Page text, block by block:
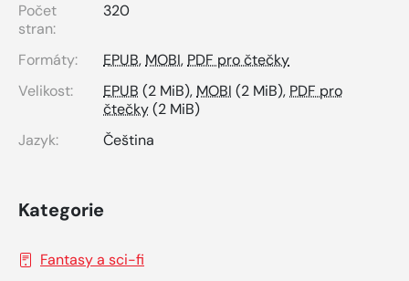
Počet
stran:
320
Formáty: EPUB,MOBI,PDF pro čtečky
Velikost:
EPUB (2 MiB),MOBI (2 MiB),PDF pro
čtečky(2 MiB)
Jazyk:
Čeština
Kategorie
Fantasy a sci-fi